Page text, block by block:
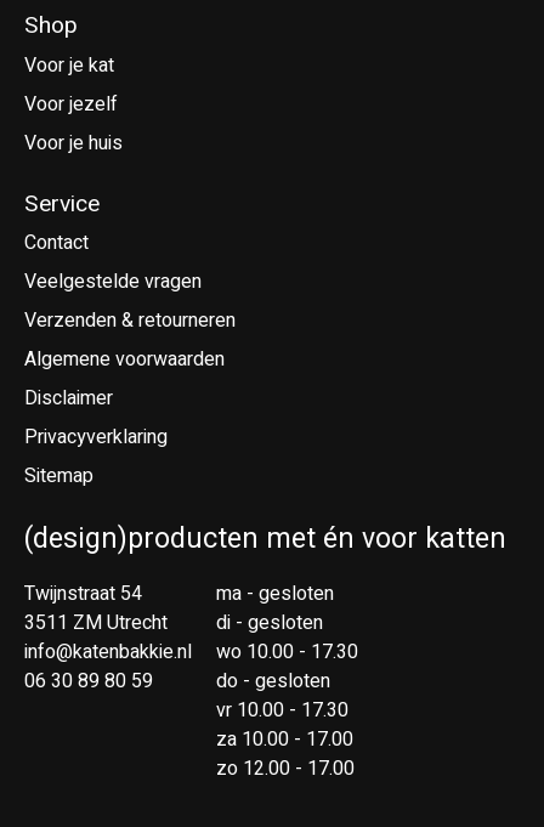
Shop
Voor je kat
Voor jezelf
Voor je huis
Service
Contact
Veelgestelde vragen
Verzenden & retourneren
Algemene voorwaarden
Disclaimer
Privacyverklaring
Sitemap
(design)producten met én voor katten
Twijnstraat 54
3511 ZM Utrecht
info@katenbakkie.nl
06 30 89 80 59
ma - gesloten
di - gesloten
wo 10.00 - 17.30
do - gesloten
vr 10.00 - 17.30
za 10.00 - 17.00
zo 12.00 - 17.00